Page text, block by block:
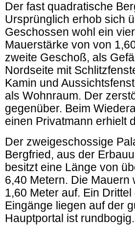
Der fast quadratische
Ursprünglich erhob sich
Geschossen wohl ein
Mauerstärke von von
zweite Geschoß, als
Nordseite mit
Kamin und
als Wohnraum. Der
gegenüber. Beim
einen Privatmann erhielt
Der zweigeschossige
Bergfried, aus der
besitzt eine Länge von
6,40 Metern. Die
1,60 Meter auf. Ein
Eingänge liegen auf der
Hauptportal ist